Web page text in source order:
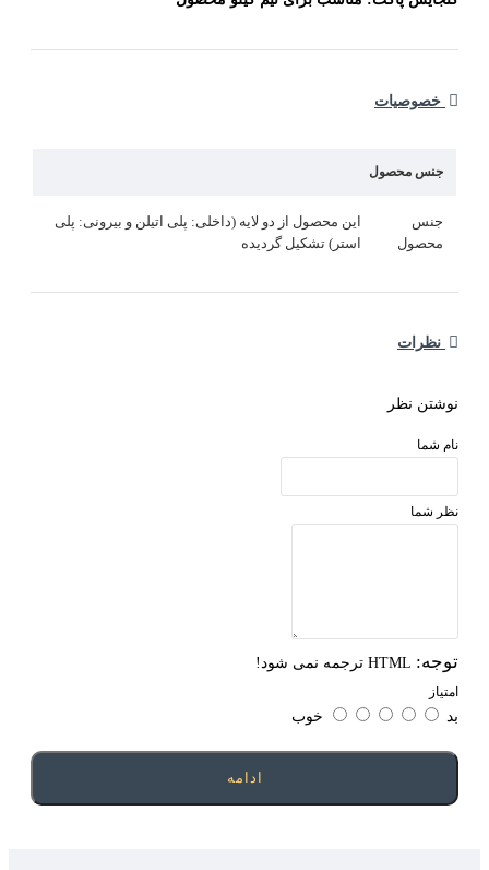
خصوصیات
جنس محصول
محصول
این محصول از دو لایه (داخلی: پلی اتیلن و بیرونی: پلی
استر) تشکیل گردیده
نظرات
نظر
شما
شما
HTML ترجمه نمی شود!
خوب